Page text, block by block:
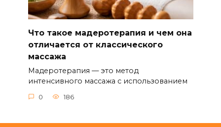
Что такое мадеротерапия и чем она
отличается от классического
массажа
Мадеротерапия — это метод
интенсивного массажа с использованием
0 186